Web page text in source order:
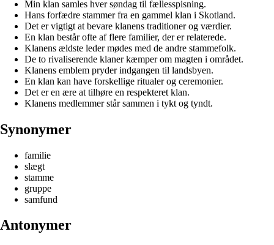
Min klan samles hver søndag til fællesspisning.
Hans forfædre stammer fra en gammel klan i Skotland.
Det er vigtigt at bevare klanens traditioner og værdier.
En klan består ofte af flere familier, der er relaterede.
Klanens ældste leder mødes med de andre stammefolk.
De to rivaliserende klaner kæmper om magten i området.
Klanens emblem pryder indgangen til landsbyen.
En klan kan have forskellige ritualer og ceremonier.
Det er en ære at tilhøre en respekteret klan.
Klanens medlemmer står sammen i tykt og tyndt.
Synonymer
familie
slægt
stamme
gruppe
samfund
Antonymer